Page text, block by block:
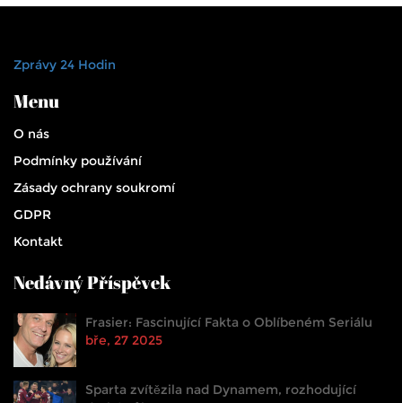
Zprávy 24 Hodin
Menu
O nás
Podmínky používání
Zásady ochrany soukromí
GDPR
Kontakt
Nedávný Příspěvek
Frasier: Fascinující Fakta o Oblíbeném Seriálu
bře, 27 2025
Sparta zvítězila nad Dynamem, rozhodující